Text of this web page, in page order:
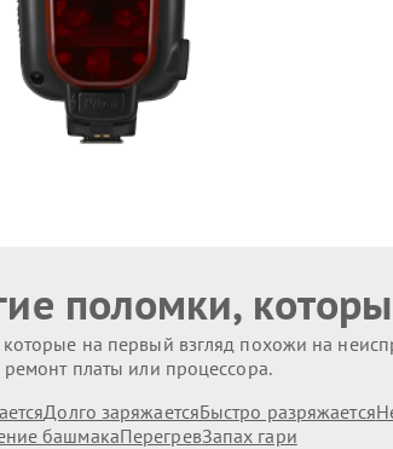
поломки,
на первый взгляд похожи на
ремонт платы или процессора.
Долго заряжаетсяБыстро разряжается
башмакаПерегревЗапах гари